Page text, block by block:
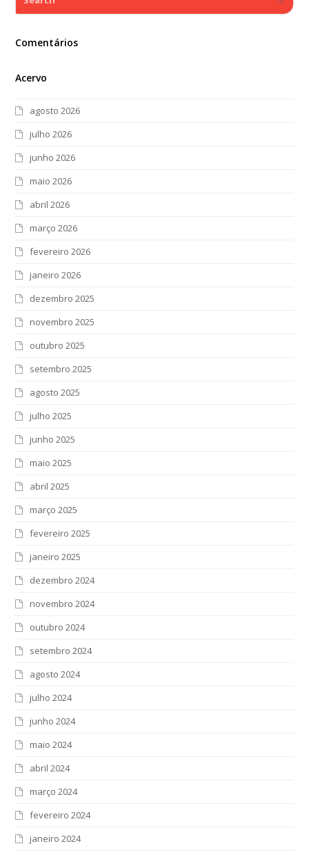
Comentários
Acervo
agosto 2026
julho 2026
junho 2026
maio 2026
abril 2026
março 2026
fevereiro 2026
janeiro 2026
dezembro 2025
novembro 2025
outubro 2025
setembro 2025
agosto 2025
julho 2025
junho 2025
maio 2025
abril 2025
março 2025
fevereiro 2025
janeiro 2025
dezembro 2024
novembro 2024
outubro 2024
setembro 2024
agosto 2024
julho 2024
junho 2024
maio 2024
abril 2024
março 2024
fevereiro 2024
janeiro 2024